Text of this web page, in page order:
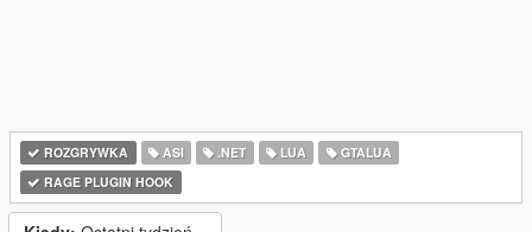
ROZGRYWKA ASI .NET LUA
GTALUA
RAGE PLUGIN HOOK